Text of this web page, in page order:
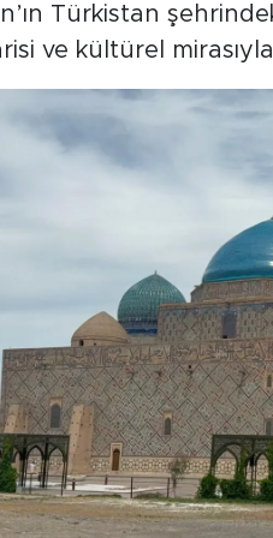
Türkistan
ve kültürel